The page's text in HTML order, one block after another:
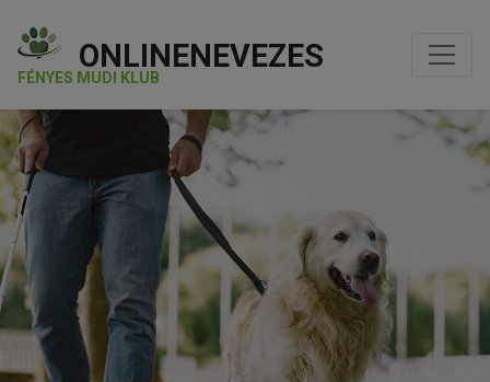
ONLINENEVEZES
FÉNYES MUDI KLUB